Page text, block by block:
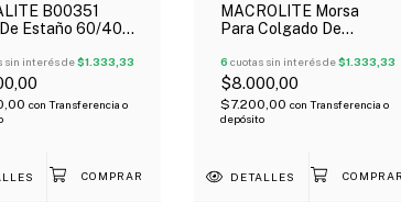
B00351
Estaño 60/40
sin interés de$1.333,33
con Transferencia o
MACROLITE Morsa
Para Colgado De
Iluminacion Profesional
30Kg
6 cuotas sin interés de$1.333,33
$8.000,00
$7.200,00 con Transferencia o
depósito
DETALLES